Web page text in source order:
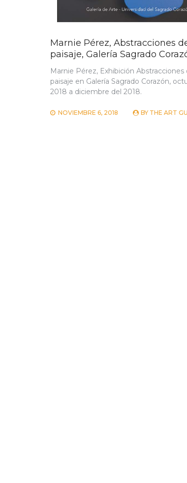
Marnie Pérez, Abstracciones
paisaje, Galería Sagrado
Marnie Pérez, Exhibición Abstracciones
paisaje en Galería Sagrado Corazón,
2018 a diciembre del 2018.
NOVIEMBRE 6, 2018 BY THE ART